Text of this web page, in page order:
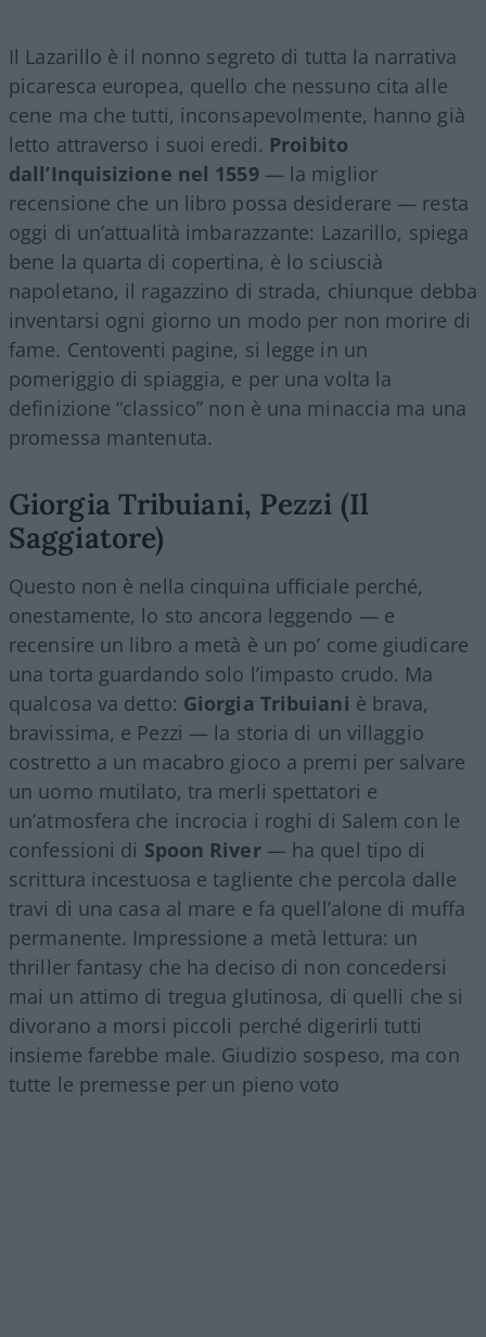
Il Lazarillo è il nonno segreto di tutta la narrativa
picaresca europea, quello che nessuno cita alle
cene ma che tutti, inconsapevolmente, hanno già
letto attraverso i suoi eredi. Proibito
dall’Inquisizione nel 1559— la miglior
recensione che un libro possa desiderare — resta
oggi di un’attualità imbarazzante: Lazarillo, spiega
bene la quarta di copertina, è lo sciuscià
napoletano, il ragazzino di strada, chiunque debba
inventarsi ogni giorno un modo per non morire di
fame. Centoventi pagine, si legge in un
pomeriggio di spiaggia, e per una volta la
definizione “classico” non è una minaccia ma una
promessa mantenuta.
Giorgia Tribuiani, Pezzi (Il
Saggiatore)
Questo non è nella cinquina ufficiale perché,
onestamente, lo sto ancora leggendo — e
recensire un libro a metà è un po’ come giudicare
una torta guardando solo l’impasto crudo. Ma
qualcosa va detto: Giorgia Tribuiani è brava,
bravissima, e Pezzi — la storia di un villaggio
costretto a un macabro gioco a premi per salvare
un uomo mutilato, tra merli spettatori e
un’atmosfera che incrocia i roghi di Salem con le
confessioni di Spoon River— ha quel tipo di
scrittura incestuosa e tagliente che percola dalle
travi di una casa al mare e fa quell’alone di muffa
permanente. Impressione a metà lettura: un
thriller fantasy che ha deciso di non concedersi
mai un attimo di tregua glutinosa, di quelli che si
divorano a morsi piccoli perché digerirli tutti
insieme farebbe male. Giudizio sospeso, ma con
tutte le premesse per un pieno voto